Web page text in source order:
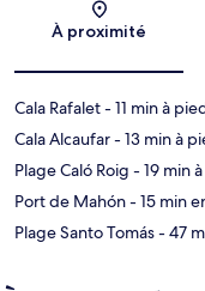
À proximité
Cala Rafalet- 11 min à
Cala Alcaufar- 13 min à
Plage Caló Roig - 19 min
Port de Mahón- 15 min
Plage Santo Tomás- 47